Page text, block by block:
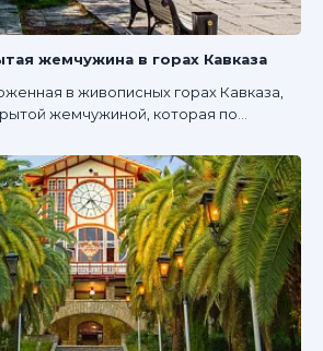
жемчужина в горах Кавказа
в живописных горах Кавказа,
жемчужиной, которая по...